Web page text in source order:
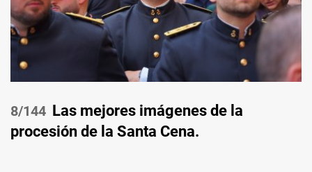
/144 Las mejores imágenes de la
procesión de la Santa Cena.